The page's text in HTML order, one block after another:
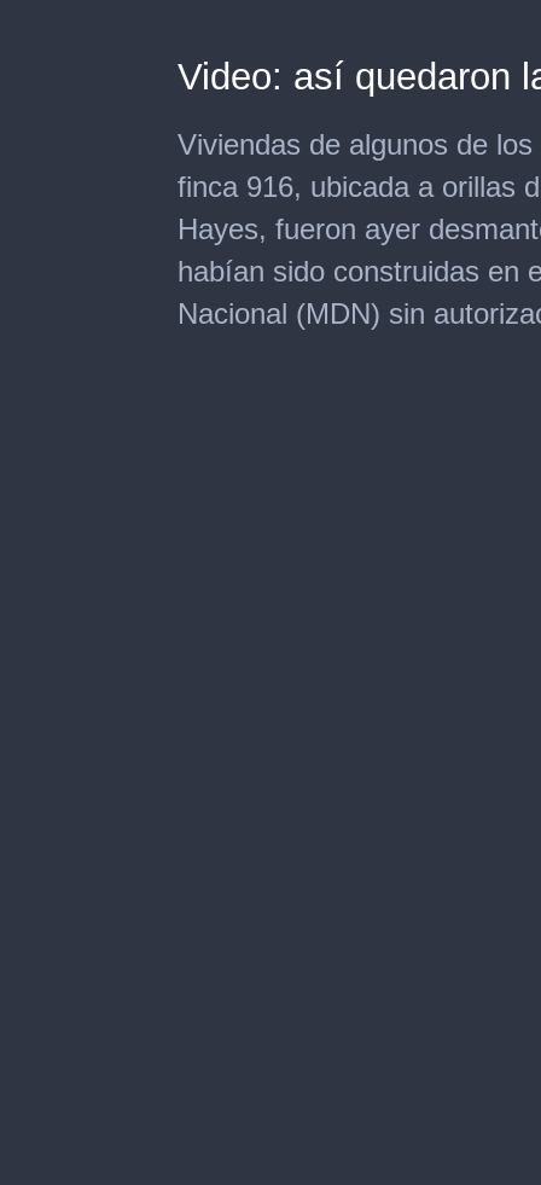
Video: así quedaron
Viviendas de algunos de
finca 916, ubicada a orillas
Hayes, fueron ayer
habían sido construidas en
Nacional (MDN) sin